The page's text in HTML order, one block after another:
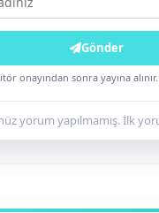
Gönder
onayından sonra yayına alınır.
yorum yapılmamış. İlk